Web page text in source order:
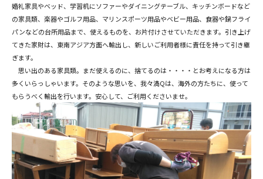
婚礼家具やベッド、学習机にソファーやダイニングテーブル、キッチンボードなど
の家具類、楽器やゴルフ用品、マリンスポーツ用品やベビー用品、食器や鍋フライ
パンなどの台所用品まで、使えるものを、お片付けさせていただきます。引き上げ
てきた家財は、東南アジア方面へ輸出し、新しいご利用者様に責任を持って引き継
ぎます。
思い出のある家具類。まだ使えるのに、捨てるのは・・・・とお考えになる方は
多くいらっしゃいます。そのような思いを、我々満Qは、海外の方たちに、使って
もらうべく輸出を行います。安心して、ご利用くださいませ。